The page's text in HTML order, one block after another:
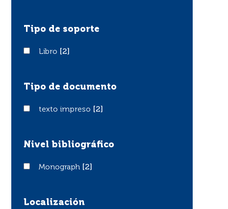
Tipo de soporte
LibroLibro [2]
Tipo de documento
texto impreso
texto impreso [2]
Nivel bibliográfico
Monograph
Monograph [2]
Localización